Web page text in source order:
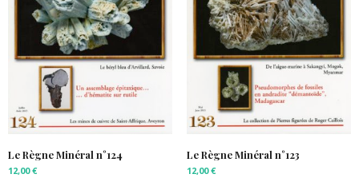
Le Règne Minéral n°124
12,00€
Le Règne Minéral n°123
12,00€